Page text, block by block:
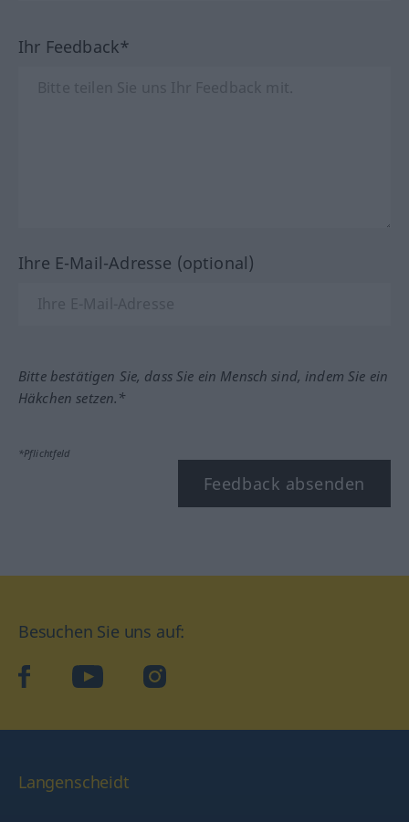
Ihr Feedback*
Ihre E-Mail-Adresse (optional)
Bitte bestätigen Sie, dass Sie ein Mensch sind, indem Sie ein
Häkchen setzen.*
*Pflichtfeld
Feedback absenden
Besuchen Sie uns auf:
facebookYouTube Instagram
Langenscheidt